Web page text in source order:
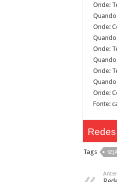
Onde:
Onde:
Onde:
Onde:
Onde:
Fonte:
Tags